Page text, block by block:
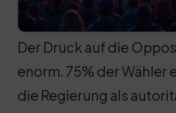
Der Druck auf die
enorm. 75% der Wähler
die Regierung als